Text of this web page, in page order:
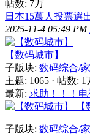
帖数: 7万
日本15萬人投票選
2025-11-4 05:49 PM
【数码城市】
子版块: 数码综合/
主题: 1065 · 帖数: 1
最新: 求助！！！
【
子版块: 数码综合/